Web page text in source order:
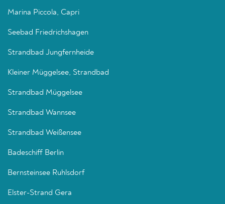
Marina Piccola, Capri
Seebad Friedrichshagen
Strandbad Jungfernheide
Kleiner Müggelsee, Strandbad
Strandbad Müggelsee
Strandbad Wannsee
Strandbad Weißensee
Badeschiff Berlin
Bernsteinsee Ruhlsdorf
Elster-Strand Gera